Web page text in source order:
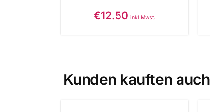
€12.50 inkl Mwst.
Kunden kauften auch